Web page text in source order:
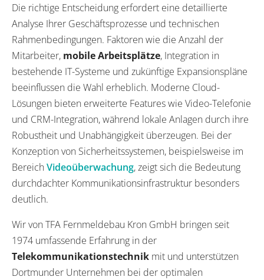
Die richtige Entscheidung erfordert eine detaillierte
Analyse Ihrer Geschäftsprozesse und technischen
Rahmenbedingungen. Faktoren wie die Anzahl der
Mitarbeiter, mobile Arbeitsplätze, Integration in
bestehende IT-Systeme und zukünftige Expansionspläne
beeinflussen die Wahl erheblich. Moderne Cloud-
Lösungen bieten erweiterte Features wie Video-Telefonie
und CRM-Integration, während lokale Anlagen durch ihre
Robustheit und Unabhängigkeit überzeugen. Bei der
Konzeption von Sicherheitssystemen, beispielsweise im
BereichVideoüberwachung, zeigt sich die Bedeutung
durchdachter Kommunikationsinfrastruktur besonders
deutlich.
Wir von TFA Fernmeldebau Kron GmbH bringen seit
1974 umfassende Erfahrung in der
Telekommunikationstechnik mit und unterstützen
Dortmunder Unternehmen bei der optimalen